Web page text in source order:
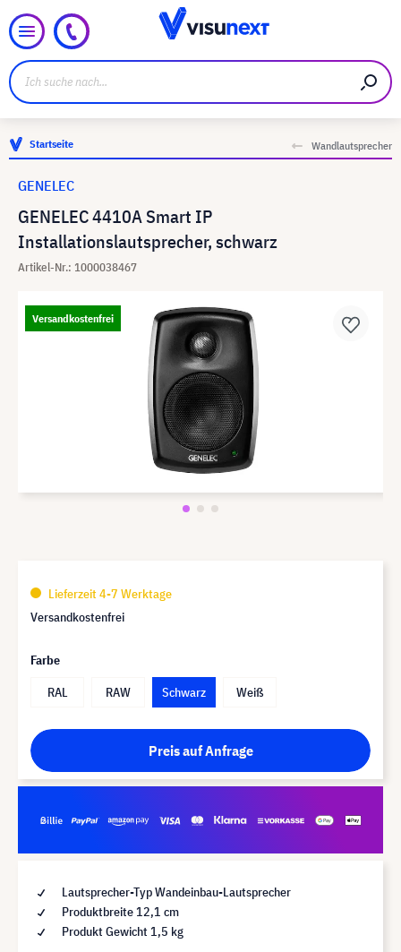
Startseite Wandlautsprecher
GENELEC 4410A Smart IP
Installationslautsprecher, schwarz
Artikel-Nr.: 1000038467
GENELEC
Versandkostenfrei
Lieferzeit 4-7 Werktage
Versandkostenfrei
Farbe
RAL
RAW Schwarz Weiß
Preis auf Anfrage
Lautsprecher-Typ Wandeinbau-Lautsprecher
Produktbreite 12,1 cm
Produkt Gewicht 1,5 kg